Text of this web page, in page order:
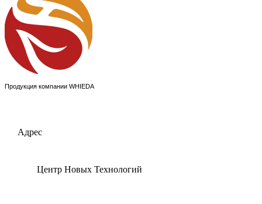
Продукция компании WHIEDA
Адрес
Центр Новых Технологий